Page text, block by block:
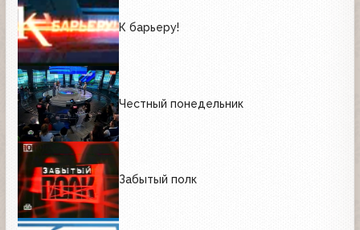
К барьеру!
Честный понедельник
Забытый полк